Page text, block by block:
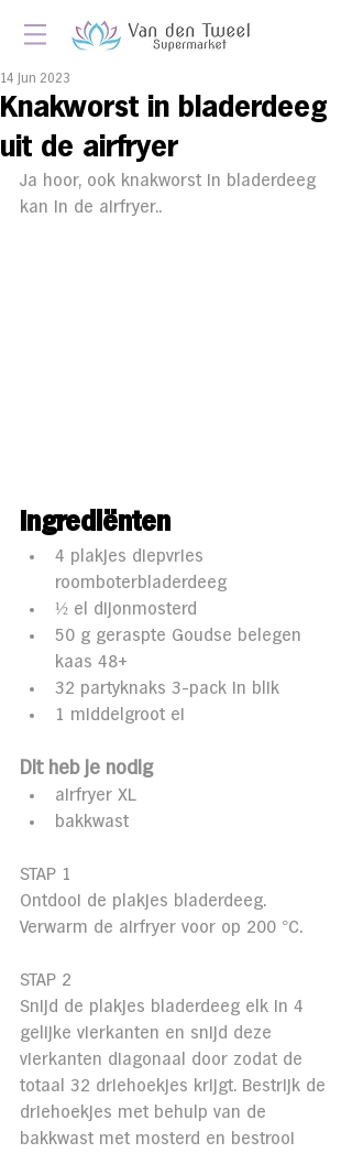
Knakworst in bladerdeeg
uit de airfryer
14 jun 2023
Ja hoor, ook knakworst in bladerdeeg
kan in de airfryer..
Ingrediënten
4 plakjes diepvries
roomboterbladerdeeg
½ el dijonmosterd
50 g geraspte Goudse belegen
kaas 48+
32 partyknaks 3-pack in blik
1 middelgroot ei
Dit heb je nodig
airfryer XL
bakkwast
STAP 1
Ontdooi de plakjes bladerdeeg.
Verwarm de airfryer voor op 200 °C.
STAP 2
Snijd de plakjes bladerdeeg elk in 4
gelijke vierkanten en snijd deze
vierkanten diagonaal door zodat de
totaal 32 driehoekjes krijgt. Bestrijk de
driehoekjes met behulp van de
bakkwast met mosterd en bestrooi